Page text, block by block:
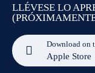
LLÉVESE LO
Download on
Apple Store